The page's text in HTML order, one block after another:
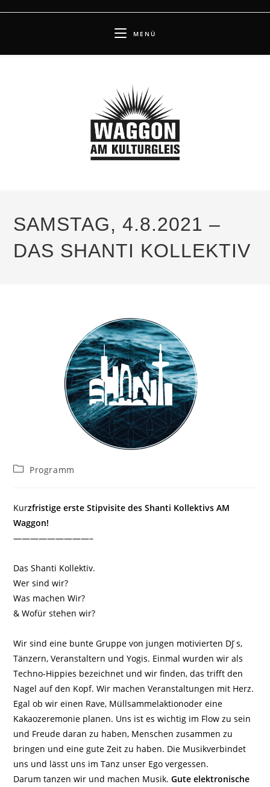
MENÜ
SAMSTAG, 4.8.2021 –
DAS SHANTI KOLLEKTIV
Beitrags-
Programm
Kurzfristige erste Stipvisite des Shanti Kollektivs AM
Waggon!
—————————–
Das Shanti Kollektiv.
Wer sind wir?
Was machen Wir?
& Wofür stehen wir?
Wir sind eine bunte Gruppe von jungen motivierten DJ ́s,
Tänzern, Veranstaltern und Yogis. Einmal wurden wir als
Techno-Hippies bezeichnet und wir finden, das trifft den
Nagel auf den Kopf. Wir machen Veranstaltungen mit Herz.
Egal ob wir einen Rave, Müllsammelaktionoder eine
Kakaozeremonie planen. Uns ist es wichtig im Flow zu sein
und Freude daran zu haben, Menschen zusammen zu
bringen und eine gute Zeit zu haben. Die Musikverbindet
uns und lässt uns im Tanz unser Ego vergessen.
Darum tanzen wir und machen Musik.Gute elektronische